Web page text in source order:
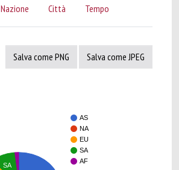
Nazione Città Tempo
Salva come PNG Salva come JPEG
AS
NA
EU
SA
AF
SA